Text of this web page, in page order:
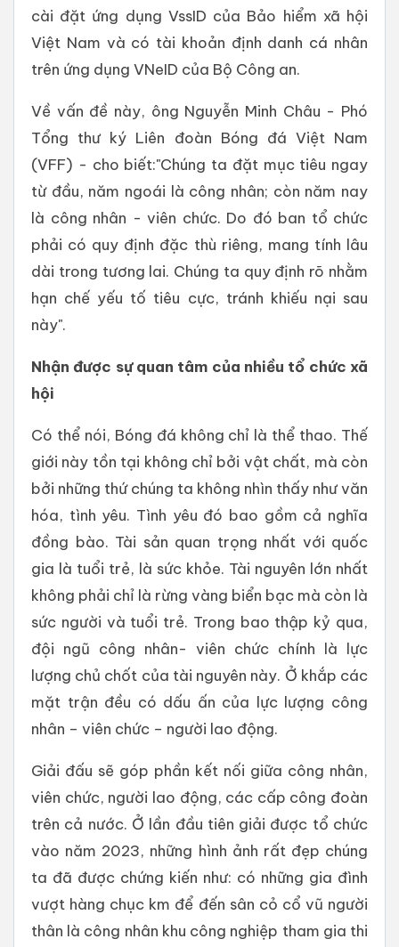
cài đặt ứng dụng VssID của Bảo hiểm xã hội
Việt Nam và có tài khoản định danh cá nhân
trên ứng dụng VNeID của Bộ Công an.
Về vấn đề này, ông Nguyễn Minh Châu - Phó
Tổng thư ký Liên đoàn Bóng đá Việt Nam
(VFF) - cho biết:"Chúng ta đặt mục tiêu ngay
từ đầu, năm ngoái là công nhân; còn năm nay
là công nhân - viên chức. Do đó ban tổ chức
phải có quy định đặc thù riêng, mang tính lâu
dài trong tương lai. Chúng ta quy định rõ nhằm
hạn chế yếu tố tiêu cực, tránh khiếu nại sau
này".
Nhận được sự quan tâm của nhiều tổ chức xã
hội
Có thể nói, Bóng đá không chỉ là thể thao. Thế
giới này tồn tại không chỉ bởi vật chất, mà còn
bởi những thứ chúng ta không nhìn thấy như văn
hóa, tình yêu. Tình yêu đó bao gồm cả nghĩa
đồng bào. Tài sản quan trọng nhất với quốc
gia là tuổi trẻ, là sức khỏe. Tài nguyên lớn nhất
không phải chỉ là rừng vàng biển bạc mà còn là
sức người và tuổi trẻ. Trong bao thập kỷ qua,
đội ngũ công nhân- viên chức chính là lực
lượng chủ chốt của tài nguyên này. Ở khắp các
mặt trận đều có dấu ấn của lực lượng công
nhân – viên chức – người lao động.
Giải đấu sẽ góp phần kết nối giữa công nhân,
viên chức, người lao động, các cấp công đoàn
trên cả nước. Ở lần đầu tiên giải được tổ chức
vào năm 2023, những hình ảnh rất đẹp chúng
ta đã được chứng kiến như: có những gia đình
vượt hàng chục km để đến sân cỏ cổ vũ người
thân là công nhân khu công nghiệp tham gia thi